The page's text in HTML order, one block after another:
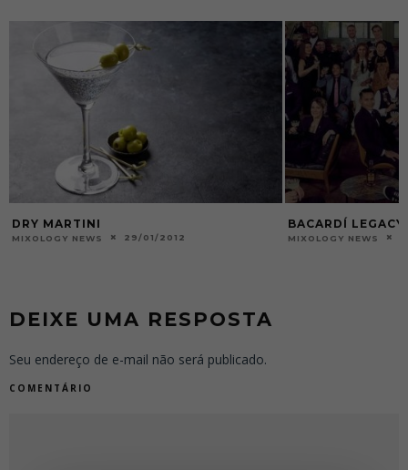
DRY MARTINI
MIXOLOGY NEWS 29/01/2012
BACARDÍ
MIXOLOGY NEWS
DEIXE UMA RESPOSTA
Seu endereço de e-mail não será publicado.
COMENTÁRIO